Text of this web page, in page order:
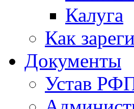
Калуга
Как
Документы
Устав